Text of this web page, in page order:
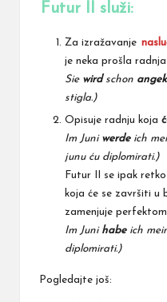
Futur II služi:
Za izražavanje
je neka prošla radnja
Sie wird schon
stigla.)
Opisuje radnju koja
Im Juni werdeich
junu ću diplomirati.)
Futur II se ipak
koja će se završiti u
zamenjuje
Im Juni habeich
diplomirati.)
Pogledajte još: